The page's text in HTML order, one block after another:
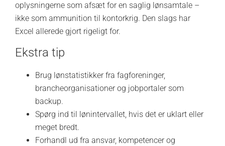
oplysningerne som afsæt for en saglig lønsamtale –
ikke som ammunition til kontorkrig. Den slags har
Excel allerede gjort rigeligt for.
Ekstra tip
Brug lønstatistikker fra fagforeninger,
brancheorganisationer og jobportaler som
backup.
Spørg ind til lønintervallet, hvis det er uklart eller
meget bredt.
Forhandl ud fra ansvar, kompetencer og